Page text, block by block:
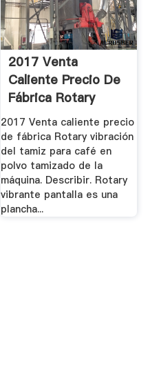
2017 Venta
Caliente Precio De
Fábrica Rotary
Vibración.
2017 Venta caliente precio
de fábrica Rotary vibración
del tamiz para café en
polvo tamizado de la
máquina. Describir. Rotary
vibrante pantalla es una
plancha...